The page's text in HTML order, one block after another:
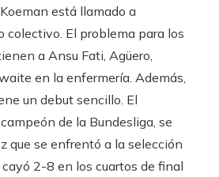
está llamado a
colectivo. El problema para los
a Ansu Fati, Agüero,
en la enfermería. Además,
un debut sencillo. El
de la Bundesliga, se
que se enfrentó a la selección
2-8 en los cuartos de final